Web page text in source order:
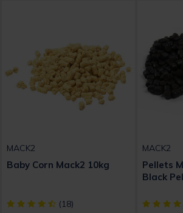
MACK2
Baby Corn Mack2 10kg
[object Object] out of 5 Customer Rating
(18)
MACK2
Pellets
Black
[object